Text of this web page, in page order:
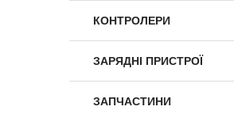
КОНТРОЛЕРИ
ЗАРЯДНІ ПРИСТРОЇ
ЗАПЧАСТИНИ